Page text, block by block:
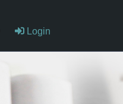
Login